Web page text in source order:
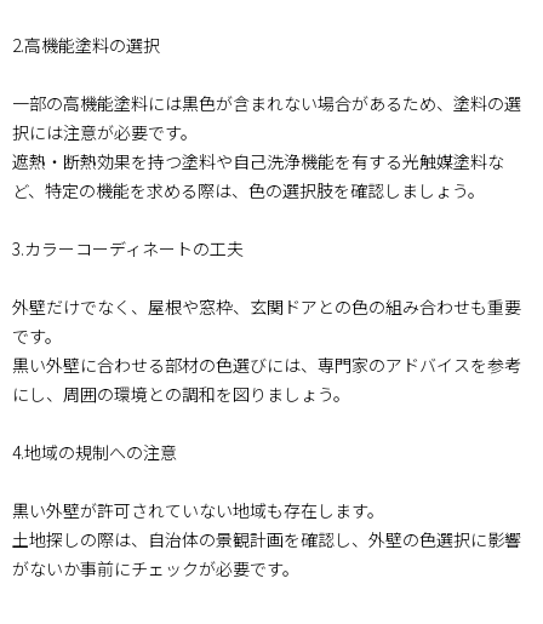
2.高機能塗料の選択
一部の高機能塗料には黒色が含まれない場合があるため、塗料の選
択には注意が必要です。
遮熱・断熱効果を持つ塗料や自己洗浄機能を有する光触媒塗料な
ど、特定の機能を求める際は、色の選択肢を確認しましょう。
3.カラーコーディネートの工夫
外壁だけでなく、屋根や窓枠、玄関ドアとの色の組み合わせも重要
です。
黒い外壁に合わせる部材の色選びには、専門家のアドバイスを参考
にし、周囲の環境との調和を図りましょう。
4.地域の規制への注意
黒い外壁が許可されていない地域も存在します。
土地探しの際は、自治体の景観計画を確認し、外壁の色選択に影響
がないか事前にチェックが必要です。